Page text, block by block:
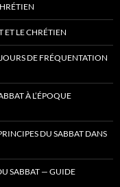
LE CHRÉTIEN
DE FRÉQUENTATION
À L’ÉPOQUE
DU SABBAT DANS
SABBAT — GUIDE